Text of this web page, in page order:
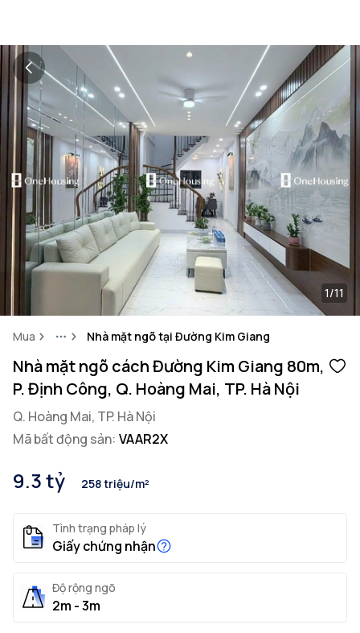
Mua MoreNhà mặt ngõ tại Đường Kim Giang
1/11
Nhà mặt ngõ cách Đường Kim Giang 80m,
P. Định Công, Q. Hoàng Mai, TP. Hà Nội
Q. Hoàng Mai, TP. Hà Nội
Mã bất động sản: VAAR2X
9.3 tỷ 258 triệu/m²
Tình trạng pháp lý
Giấy chứng nhận
Độ rộng ngõ
2m - 3m